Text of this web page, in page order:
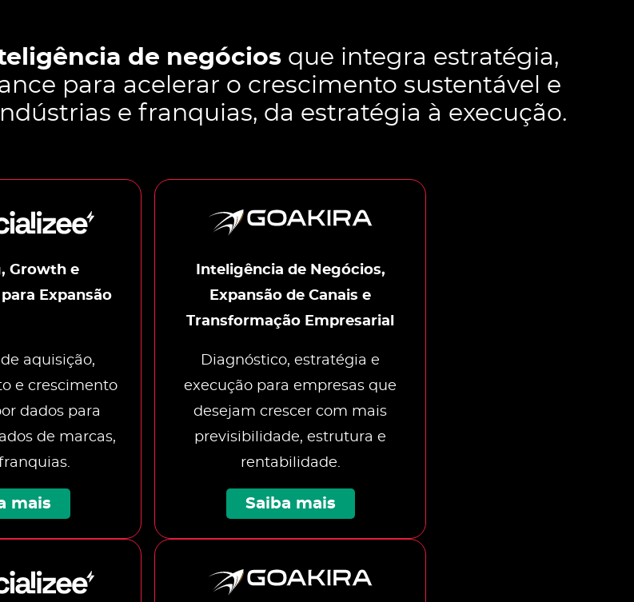
de negóciosque integra estratégia,
para acelerar o crescimento sustentável e
e franquias, da estratégia à execução.
Growth e
Expansão
aquisição,
e crescimento
dados para
de marcas,
mais
Inteligência de Negócios,
Expansão de Canais e
Transformação Empresarial
Diagnóstico, estratégia e
execução para empresas que
desejam crescer com mais
previsibilidade, estrutura e
rentabilidade.
Saiba mais